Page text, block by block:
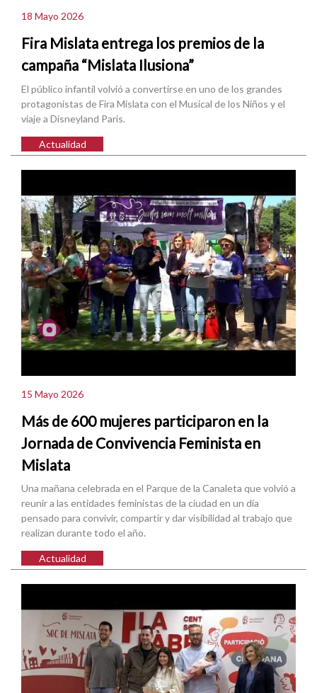
18 Mayo 2026
Fira Mislata entrega los premios de la
campaña “Mislata Ilusiona”
El público infantil volvió a convertirse en uno de los grandes
protagonistas de Fira Mislata con el Musical de los Niños y el
viaje a Disneyland Paris.
Actualidad
15 Mayo 2026
Más de 600 mujeres participaron en la
Jornada de Convivencia Feminista en
Mislata
Una mañana celebrada en el Parque de la Canaleta que volvió a
reunir a las entidades feministas de la ciudad en un día
pensado para convivir, compartir y dar visibilidad al trabajo que
realizan durante todo el año.
Actualidad